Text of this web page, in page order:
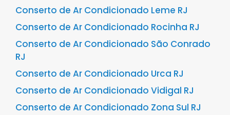
Conserto de Ar Condicionado Leme RJ
Conserto de Ar Condicionado Rocinha RJ
Conserto de Ar Condicionado São Conrado
RJ
Conserto de Ar Condicionado Urca RJ
Conserto de Ar Condicionado Vidigal RJ
Conserto de Ar Condicionado Zona Sul RJ